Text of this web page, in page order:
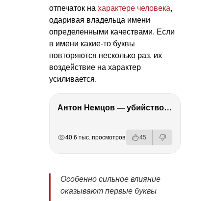
отпечаток на характере человека,
одаривая владельца имени
определенными качествами. Если
в имени какие-то буквы
повторяются несколько раз, их
воздействие на характер
усиливается.
Антон Немцов — убийство Бориса Немцова, переезд в Дубай, семья и политика
40.6 тыс. просмотров 45
Особенно сильное влияние
оказывают первые буквы